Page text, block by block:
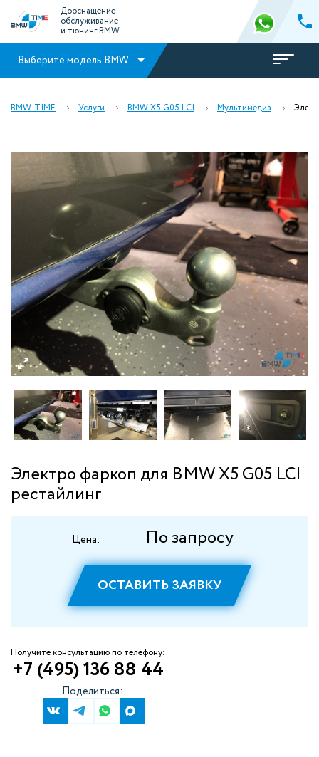
Дооснащение
обслуживание
и тюнинг BMW
Выберите модель BMW
BMW-TIME Услуги BMW X5 G05 LCI Мультимедиа
Электро фаркоп для BMW X5 G05 LCI
рестайлинг
Цена: По запросу
ОСТАВИТЬ ЗАЯВКУ
Получите консультацию по телефону:
+7 (495) 136 88 44
Поделиться: